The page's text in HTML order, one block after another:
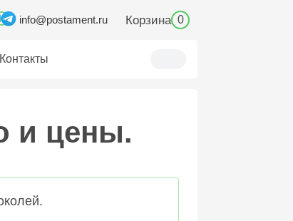
info@postament.ru Корзина 0
и цены.